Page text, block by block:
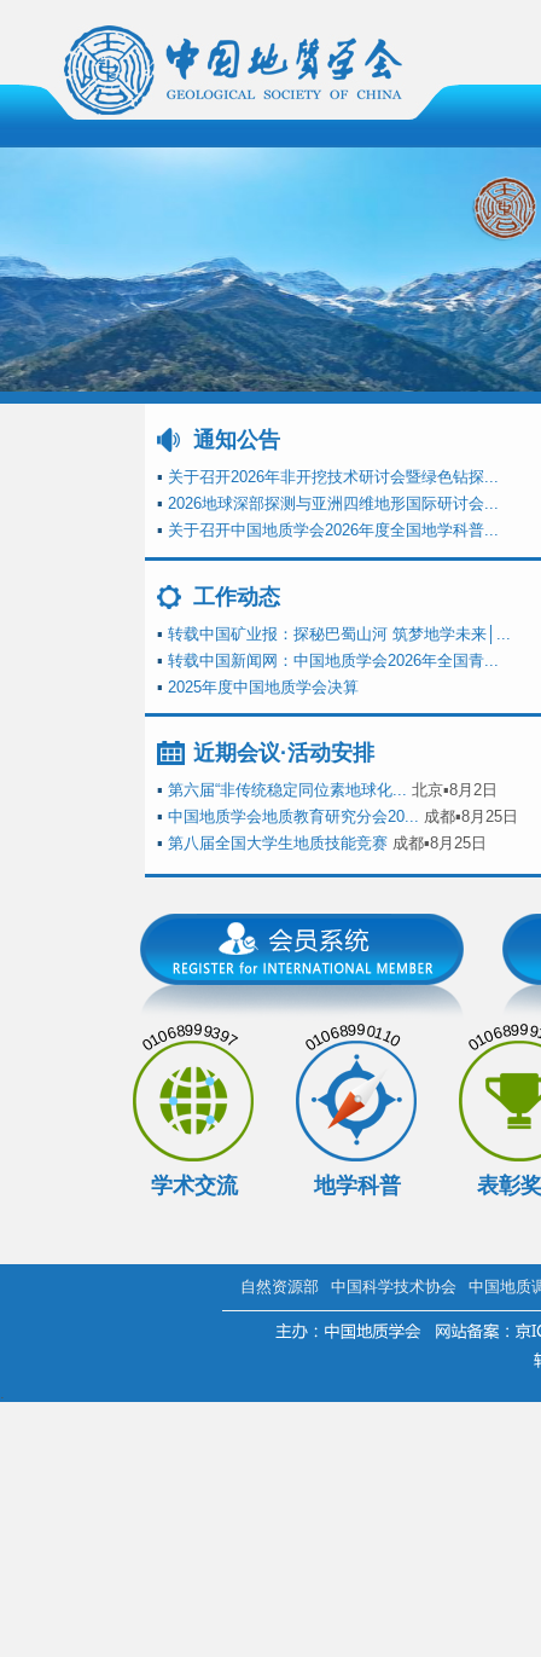
通知公告
▪ 关于召开2026年非开挖技术研讨会暨绿色钻探...
▪ 2026地球深部探测与亚洲四维地形国际研讨会...
▪ 关于召开中国地质学会2026年度全国地学科普...
工作动态
▪ 转载中国矿业报：探秘巴蜀山河 筑梦地学未来│...
▪ 转载中国新闻网：中国地质学会2026年全国青...
▪ 2025年度中国地质学会决算
近期会议·活动安排
▪ 第六届“非传统稳定同位素地球化... 北京▪8月2日
▪ 中国地质学会地质教育研究分会20... 成都▪8月25日
▪ 第八届全国大学生地质技能竞赛 成都▪8月25日
01068999397
学术交流
01068990110
地学科普 表彰
自然资源部 中国科学技术协会 中国地质
.